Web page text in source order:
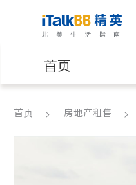
首页
医生
首页 房地产租售